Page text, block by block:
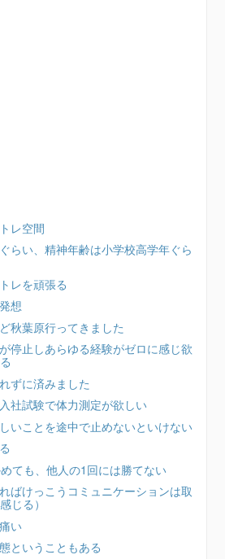
レ空間
らい、精神年齢は小学校高学年ぐら
レを頑張る
想
秋葉原行ってきました
停止しあらゆる経験がゼロに感じ欲
ずに済みました
社試験で体力測定が欲しい
いことを途中で止めないといけない
ても、他人の1回には勝てない
ばけっこうコミュニケーションは取
じる）
い
ということもある